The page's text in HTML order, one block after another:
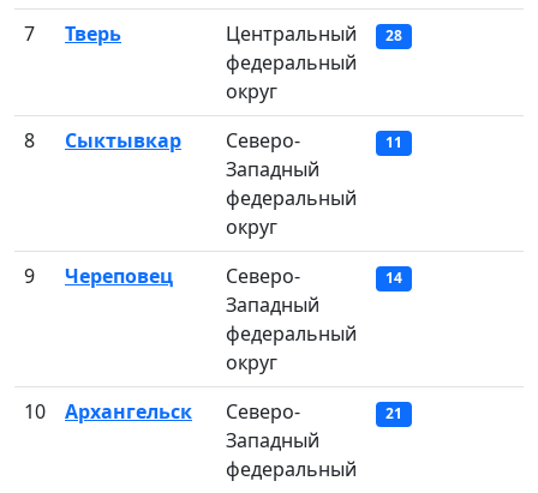
7 Тверь
Центральный
федеральный
округ
28
8 Сыктывкар
Северо-
Западный
федеральный
округ
11
9 Череповец
Северо-
Западный
федеральный
округ
14
10 Архангельск
Северо-
Западный
федеральный
21